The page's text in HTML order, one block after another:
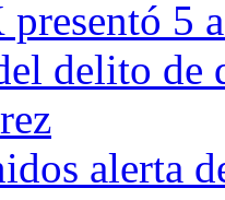
5
delito de
alerta